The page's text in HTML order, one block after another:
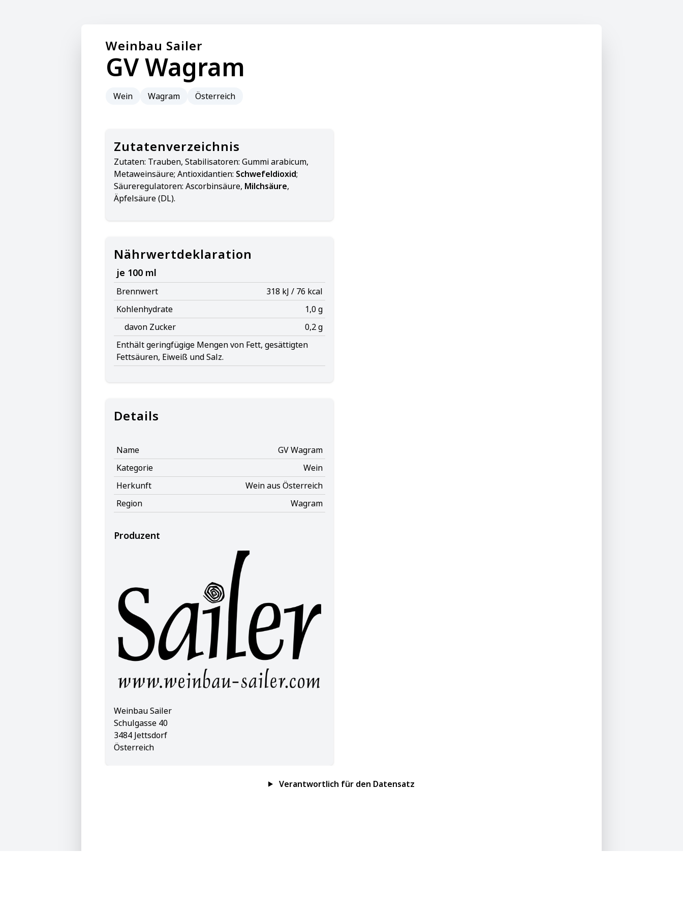
Weinbau Sailer
GV Wagram
Wein Wagram Österreich
Zutatenverzeichnis
Zutaten: Trauben, Stabilisatoren: Gummi arabicum,
Metaweinsäure; Antioxidantien: Schwefeldioxid;
Säureregulatoren: Ascorbinsäure, Milchsäure,
Äpfelsäure (DL).
Nährwertdeklaration
je 100 ml
Brennwert
318 kJ / 76 kcal
Kohlenhydrate
1,0 g
davon Zucker
0,2 g
Enthält geringfügige Mengen von Fett, gesättigten
Fettsäuren, Eiweiß und Salz.
Details
Name
GV Wagram
Kategorie
Wein
Herkunft
Wein aus Österreich
Region
Wagram
Produzent
Weinbau Sailer
Schulgasse 40
3484 Jettsdorf
Österreich
Verantwortlich für den Datensatz